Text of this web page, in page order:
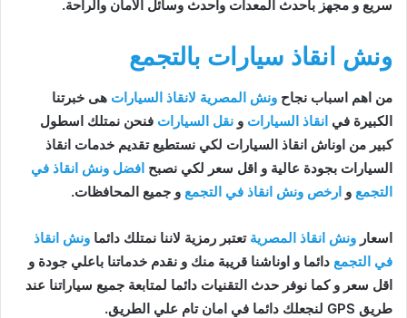
سريع و مجهز بأحدث المعدات واحدث وسائل الامان والراحة.
ونش انقاذ سيارات بالتجمع
من اهم اسباب نجاح ونش المصرية لانقاذ السيارات هى خبرتنا
الكبيرة في انقاذ السيارات و نقل السيارات فنحن نمتلك اسطول
كبير من اوناش انقاذ السيارات لكي نستطيع تقديم خدمات انقاذ
السيارات بجودة عالية و اقل سعر لكي نصبح افضل ونش انقاذ في
التجمع و ارخص ونش انقاذ في التجمع و جميع المحافظات.
اسعار ونش انقاذ المصرية تعتبر رمزية لاننا نمتلك دائما ونش انقاذ
في التجمع دائما و اوناشنا قريبة منك و نقدم خدماتنا باعلي جودة و
اقل سعر و كما نوفر حدث التقنيات دائما لمتابعة جميع سياراتنا عند
طريق GPS لنجعلك دائما في امان تام علي الطريق.